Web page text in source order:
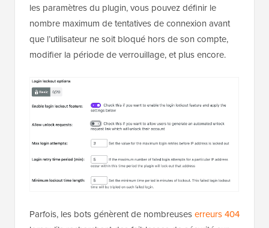
les paramètres du plugin, vous pouvez définir le
nombre maximum de tentatives de connexion avant
que l’utilisateur ne soit bloqué hors de son compte,
modifier la période de verrouillage, et plus encore.
Parfois, les bots génèrent de nombreuseserreurs 404